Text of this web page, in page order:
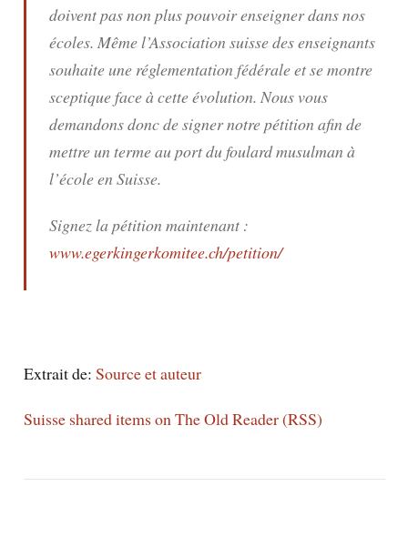
doivent pas non plus pouvoir enseigner dans nos
écoles. Même l’Association suisse des enseignants
souhaite une réglementation fédérale et se montre
sceptique face à cette évolution. Nous vous
demandons donc de signer notre pétition afin de
mettre un terme au port du foulard musulman à
l’école en Suisse.
Signez la pétition maintenant :
www.egerkingerkomitee.ch/petition/
Extrait de: Source et auteur
Suisse shared items on The Old Reader (RSS)